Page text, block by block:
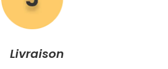
Livraison